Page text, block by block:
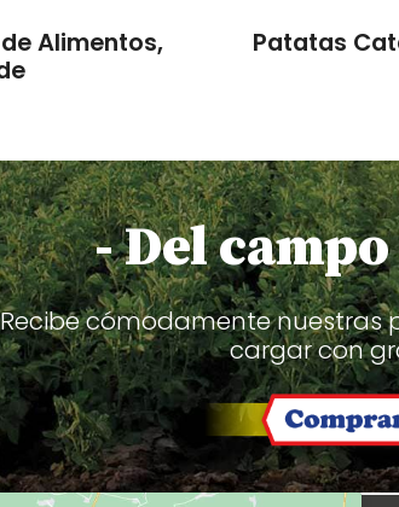
Alimentos,
Patatas
- Del
Recibe cómodamente nuestras
cargar con